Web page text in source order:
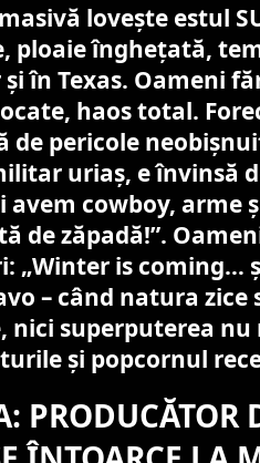
lovește estul
ploaie înghețată,
și în Texas. Oameni
haos total.
de pericole
uriaș, e învinsă
avem cowboy, arme
de zăpadă!”.
„Winter is coming…
– când natura
nici superputerea
și popcornul
PRODUCĂTOR